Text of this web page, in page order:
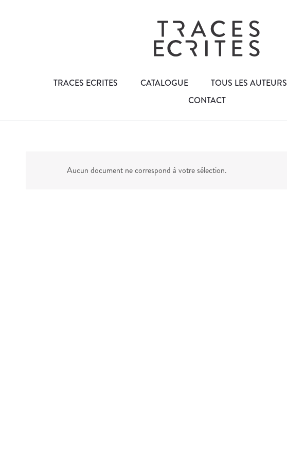
TRACES ECRITES CATALOGUE TOUS LES AUTEURS
CONTACT
Aucun document ne correspond à votre sélection.